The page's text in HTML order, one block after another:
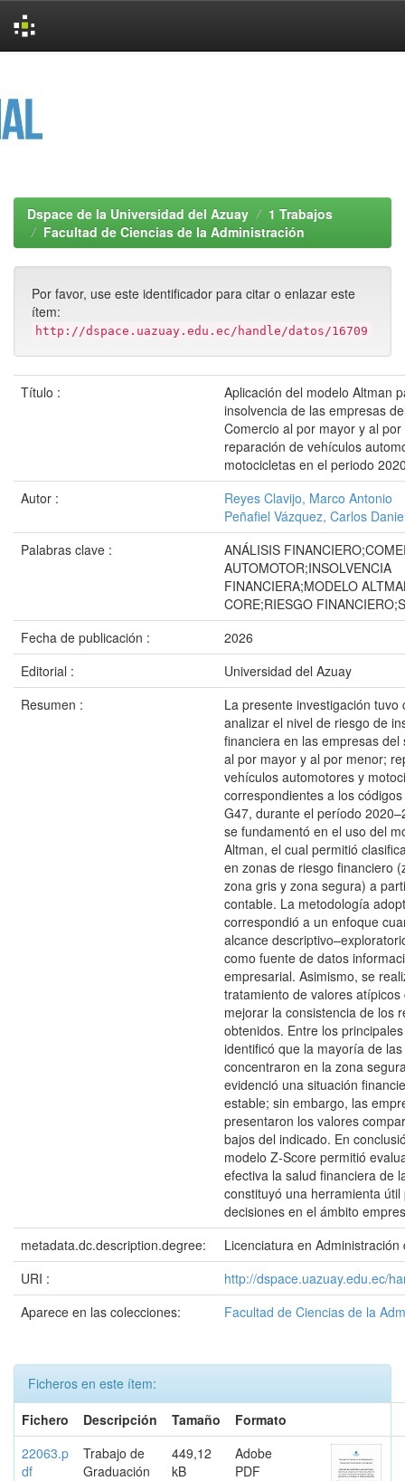
Dspace de la Universidad del Azuay
1 Trabajos
Facultad de Ciencias de la Administración
Por favor, use este identificador para citar o enlazar este
ítem:
http://dspace.uazuay.edu.ec/handle/datos/16709
Título :
Aplicación del modelo Altman
insolvencia de las empresas
Comercio al por mayor y al
reparación de vehículos
motocicletas en el periodo
Autor :
Reyes Clavijo, Marco Antonio
Peñafiel Vázquez, Carlos
Palabras clave :
ANÁLISIS
AUTOMOTOR;INSOLVENCIA
FINANCIERA;MODELO
CORE;RIESGO
Fecha de publicación :
2026
Editorial :
Universidad del Azuay
Resumen :
La presente investigación tuvo
analizar el nivel de riesgo de
financiera en las empresas del
al por mayor y al por menor;
vehículos automotores y
correspondientes a los
G47, durante el período
se fundamentó en el uso del
Altman, el cual permitió
en zonas de riesgo financiero
zona gris y zona segura) a
contable. La metodología
correspondió a un enfoque
alcance
como fuente de datos
empresarial. Asimismo, se
tratamiento de valores atípicos
mejorar la consistencia de los
obtenidos. Entre los
identificó que la mayoría de
concentraron en la zona
evidenció una situación
estable; sin embargo, las
presentaron los valores
bajos del indicado. En
modelo Z-Score permitió
efectiva la salud financiera de
constituyó una herramienta
decisiones en el ámbito
metadata.dc.description.degree:
Licenciatura en Administración
URI :
http://dspace.uazuay.edu.ec/
Aparece en las colecciones:
Facultad de Ciencias de la
Ficheros en este ítem:
Fichero
Descripción Tamaño
Formato
22063.p
df
Trabajo de
Graduación
449,12
kB
Adobe
PDF